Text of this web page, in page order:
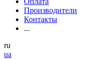
Производители
Контакты
...
ru
ua